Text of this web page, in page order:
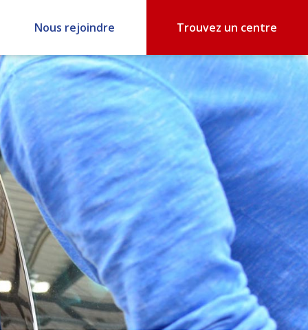
Nous rejoindre Trouvez un centre